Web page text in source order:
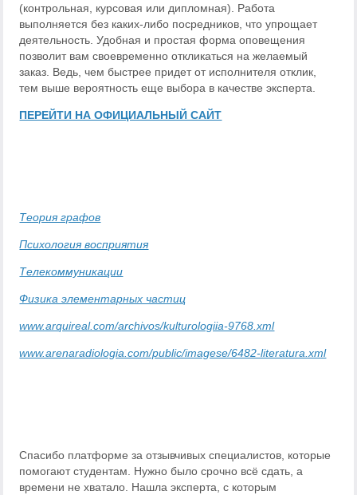
(контрольная, курсовая или дипломная). Работа
выполняется без каких-либо посредников, что упрощает
деятельность. Удобная и простая форма оповещения
позволит вам своевременно откликаться на желаемый
заказ. Ведь, чем быстрее придет от исполнителя отклик,
тем выше вероятность еще выбора в качестве эксперта.
ПЕРЕЙТИ НА ОФИЦИАЛЬНЫЙ САЙТ
Теория графов
Психология восприятия
Телекоммуникации
Физика элементарных частиц
www.arquireal.com/archivos/kulturologiia-9768.xml
www.arenaradiologia.com/public/imagese/6482-literatura.xml
Спасибо платформе за отзывчивых специалистов, которые
помогают студентам. Нужно было срочно всё сдать, а
времени не хватало. Нашла эксперта, с которым